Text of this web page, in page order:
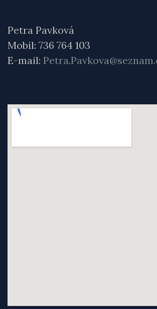
Petra Pavková
Mobil: 736 764 103
E-mail: